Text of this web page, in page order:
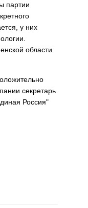
партии
у них
области
секретарь
Россия"